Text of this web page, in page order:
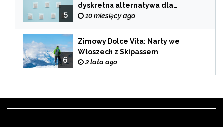
5
dyskretna alternatywa dla
tradycyjnego palenia
10 miesięcy ago
6
Zimowy Dolce Vita: Narty we
Włoszech z Skipassem
2 lata ago